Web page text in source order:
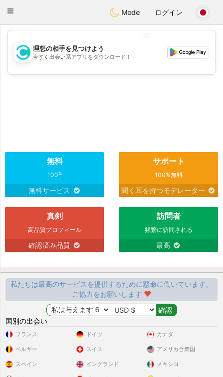
olombiaCitas
Toggle
Mode ログイン
💖
💕
理想の相手を見つけよう
今すぐ出会い系アプリをダウンロード！
無料
100%
無料サービス
サポート
100%無料
聞く耳を持つモデレーター
真剣
高品質プロフィール
確認済み品質
訪問者
頻繁に訪問される
最高
私たちは最高のサービスを提供するために懸命に働いています。
ご協力をお願いします
国別の出会い
フランス
ベルギー
スペイン
ドイツ
スイス
イングランド
カナダ
アメリカ合衆国
メキシコ